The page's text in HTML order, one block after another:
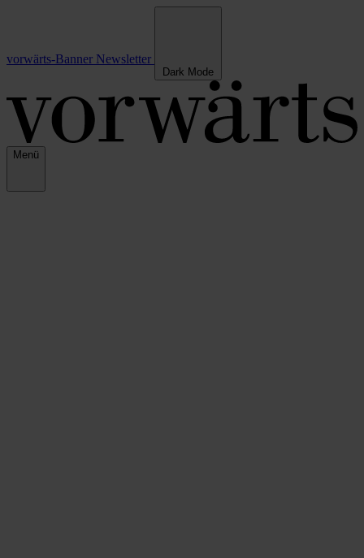
vorwärts-Banner Newsletter
Dark Mode
Menü